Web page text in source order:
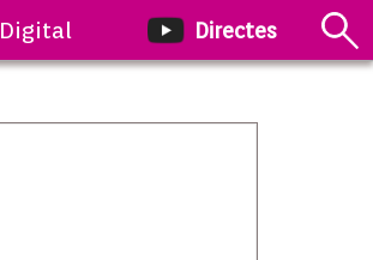
Digital Directes